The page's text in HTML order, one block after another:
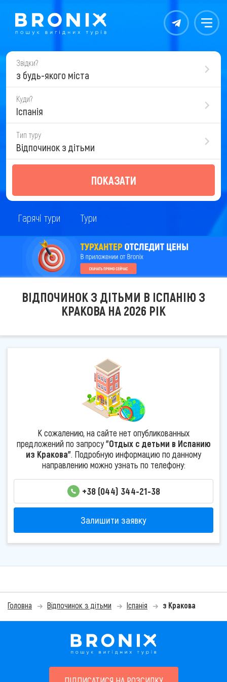
Контакты Меню
Звідки?
з будь-якого міста
Куди?
Іспанія
Тип туру
Відпочинок з дітьми
ПОКАЗАТИ
Гарячі тури Тури
ВІДПОЧИНОК З ДІТЬМИ В ІСПАНІЮ З
КРАКОВА НА 2026 РІК
К сожалению, на сайте нет опубликованных
предложений по запросу"Отдых с детьми в Испанию
из Кракова". Подробную информацию по данному
направлению можно узнать по телефону:
+38 (044) 344-21-38
Залишити заявку
Головна Відпочинок з дітьми Іспанія з Кракова